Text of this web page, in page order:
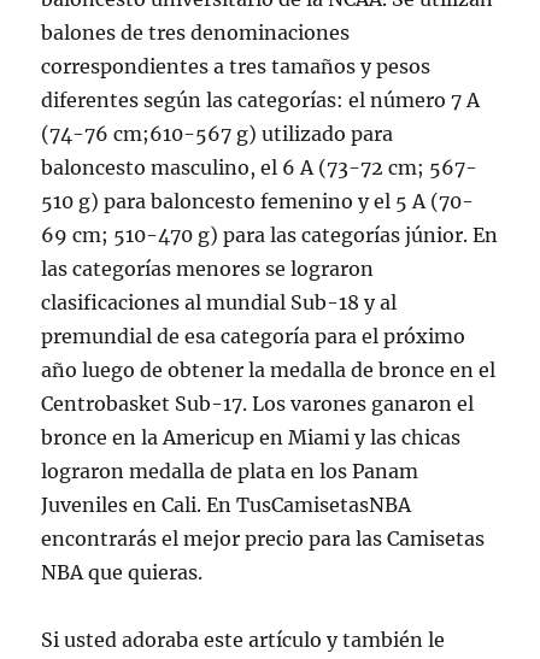
balones de tres denominaciones
correspondientes a tres tamaños y pesos
diferentes según las categorías: el número 7 A
(74-76 cm;610-567 g) utilizado para
baloncesto masculino, el 6 A (73-72 cm; 567-
510 g) para baloncesto femenino y el 5 A (70-
69 cm; 510-470 g) para las categorías júnior. En
las categorías menores se lograron
clasificaciones al mundial Sub-18 y al
premundial de esa categoría para el próximo
año luego de obtener la medalla de bronce en el
Centrobasket Sub-17. Los varones ganaron el
bronce en la Americup en Miami y las chicas
lograron medalla de plata en los Panam
Juveniles en Cali. En TusCamisetasNBA
encontrarás el mejor precio para las Camisetas
NBA que quieras.
Si usted adoraba este artículo y también le